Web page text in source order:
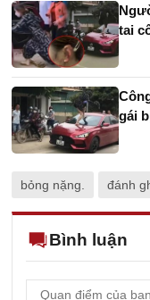
tai
gái
bỏng nặng. đánh
Bình luận